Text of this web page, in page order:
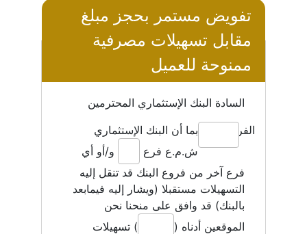
تفويض مستمر بحجز مبلغ
مقابل تسهيلات مصرفية
ممنوحة للعميل
السادة البنك الإستثماري المحترمين
الفرع:
بما أن البنك الإستثماري
ش.م.ع فرع
و/أو أي
فرع آخر من فروع البنك قد تنقل إليه
التسهيلات مستقبلا (ويشار إليه فيمابعد
بالبنك) قد وافق على منحنا نحن
الموقعين أدناه (
) تسهيلات